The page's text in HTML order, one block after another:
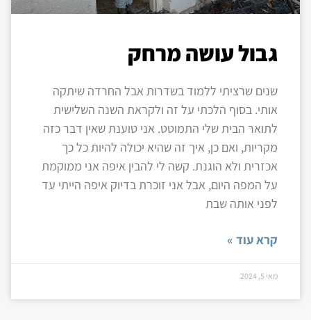
גבול עושה מרחק
שנים שרציתי ללמוד בשדרות אבל החרדה שיתקה
אותי. בסוף הלכתי על זה ולקראת השנה השלישית
לתואר הבית שלי התמוטט. אני טוענת שאין דבר כזה
מקריות, ואם כן, איך זה שהיא יכולה להיות כל כך
אכזרית ולא הוגנת. קשה לי להבין איפה אני ממוקמת
על המפה היום, אבל אני זוכרת בדיוק איפה הייתי עד
לפני אותה שבת
קרא עוד »
מאי 5, 2024